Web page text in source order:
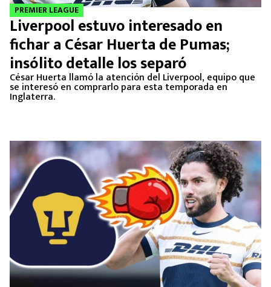
PREMIER LEAGUE
Liverpool estuvo interesado en
fichar a César Huerta de Pumas;
insólito detalle los separó
César Huerta llamó la atención del Liverpool, equipo que
se interesó en comprarlo para esta temporada en
Inglaterra.